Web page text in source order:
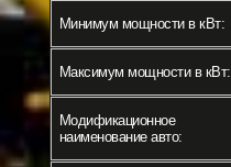
Минимум мощности в кВт:
Максимум мощности в кВт:
Модификационное
наименование авто: